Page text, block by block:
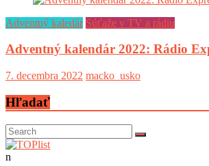
Adventný kaledár Súťaže v TV a rádiu
Adventný kalendár 2022: Rádio
7. decembra 2022 macko_usko
Hľadať
n